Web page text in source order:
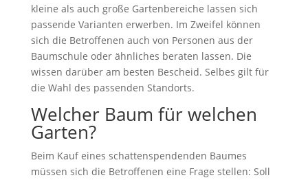
kleine als auch große Gartenbereiche lassen sich
passende Varianten erwerben. Im Zweifel können
sich die Betroffenen auch von Personen aus der
Baumschule oder ähnliches beraten lassen. Die
wissen darüber am besten Bescheid. Selbes gilt für
die Wahl des passenden Standorts.
Welcher Baum für welchen
Garten?
Beim Kauf eines schattenspendenden Baumes
müssen sich die Betroffenen eine Frage stellen: Soll